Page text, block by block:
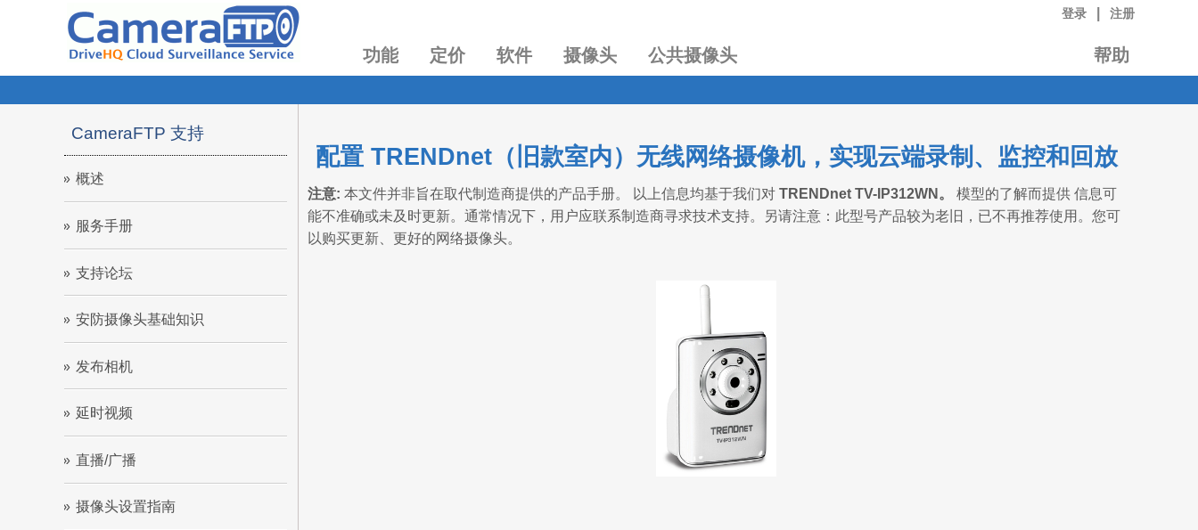
登录 注册
功能 定价 软件 摄像头 公共摄像头 帮助
CameraFTP 支持
概述
服务手册
支持论坛
安防摄像头基础知识
发布相机
延时视频
直播/广播
摄像头设置指南
配置 TRENDnet（旧款室内）无线网络摄像机，实现云端录制、监控和回放
注意: 本文件并非旨在取代制造商提供的产品手册。 以上信息均基于我们对 TRENDnet TV-IP312WN。
模型的了解而提供 信息可
能不准确或未及时更新。通常情况下，用户应联系制造商寻求技术支持。另请注意：此型号产品较为老旧，已不再推荐使用。您可
以购买更新、更好的网络摄像头。